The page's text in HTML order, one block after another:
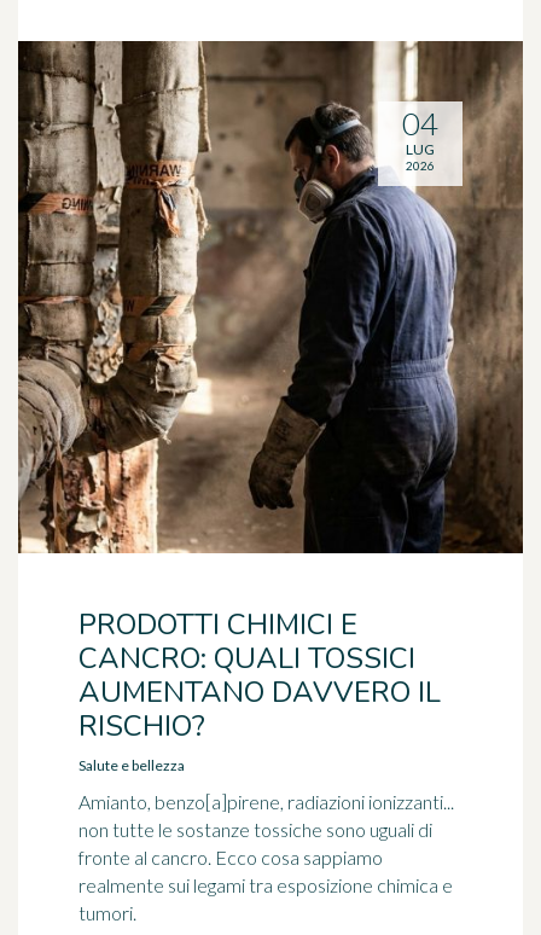
PRODOTTI CHIMICI E
CANCRO: QUALI TOSSICI
AUMENTANO DAVVERO IL
RISCHIO?
Salute e bellezza
Amianto, benzo[a]pirene, radiazioni ionizzanti...
non tutte le sostanze tossiche sono uguali di
fronte al cancro. Ecco cosa sappiamo
realmente sui legami tra esposizione chimica e
tumori.
04
LUG
2026